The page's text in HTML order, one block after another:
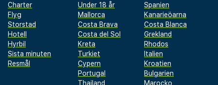
Charter
Flyg
Storstad
Hotell
Hyrbil
Sista minuten
Resmål
Under 18 år
Spanien
Mallorca
Kanarieöarna
Costa Brava
Costa Blanca
Costa del Sol
Grekland
Kreta
Rhodos
Turkiet
Italien
Cypern
Kroatien
Portugal
Bulgarien
Thailand
Marocko